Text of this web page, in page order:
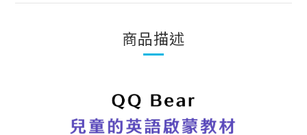
商品描述